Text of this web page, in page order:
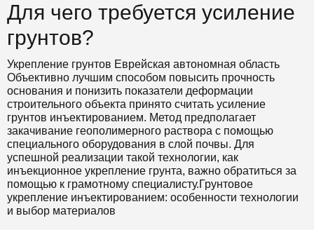
Для чего требуется усиление
грунтов?
Укрепление грунтов Еврейская автономная область
Объективно лучшим способом повысить прочность
основания и понизить показатели деформации
строительного объекта принято считать усиление
грунтов инъектированием. Метод предполагает
закачивание геополимерного раствора с помощью
специального оборудования в слой почвы. Для
успешной реализации такой технологии, как
инъекционное укрепление грунта, важно обратиться за
помощью к грамотному специалисту.Грунтовое
укрепление инъектированием: особенности технологии
и выбор материалов